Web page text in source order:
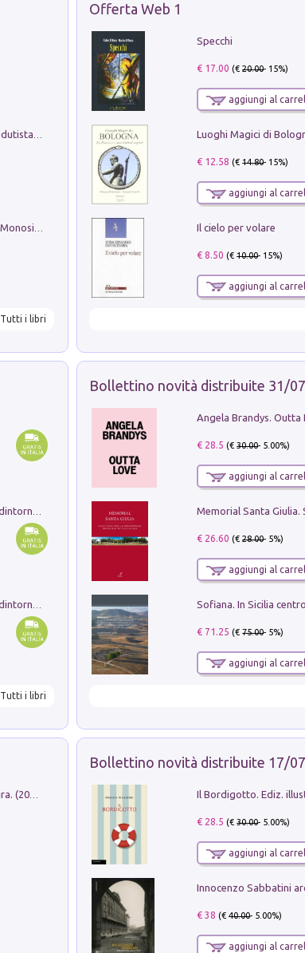
Tutti i libri
Offerta Web 1
Specchi
€ 17.00 (€20.00- 15%)
aggiungi al
€ 12.58 (€14.80- 15%)
aggiungi al
Il cielo per volare
€ 8.50 (€10.00- 15%)
aggiungi al
Tutti i libri
Bollettino novità distribuite 31/
Angela Brandys. Outta
€ 28.5 (€30.00- 5.00%)
aggiungi al
€ 26.60 (€28.00- 5%)
aggiungi al
€ 71.25 (€75.00- 5%)
aggiungi al
Dromos. Libro periodico di architettura. (2026). Vol. 15: Post-model
Bollettino novità distribuite 17/
Il Bordigotto. Ediz.
€ 28.5 (€30.00- 5.00%)
aggiungi al
Innocenzo Sabbatini
€ 38 (€40.00- 5.00%)
aggiungi al